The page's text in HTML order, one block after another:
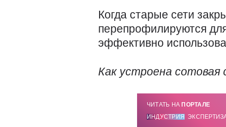
Когда старые сети
перепрофилируются
эффективно
Как устроена сотовая
ЧИТАТЬ НА ПОРТАЛЕ
ИНДУСТРИЯ